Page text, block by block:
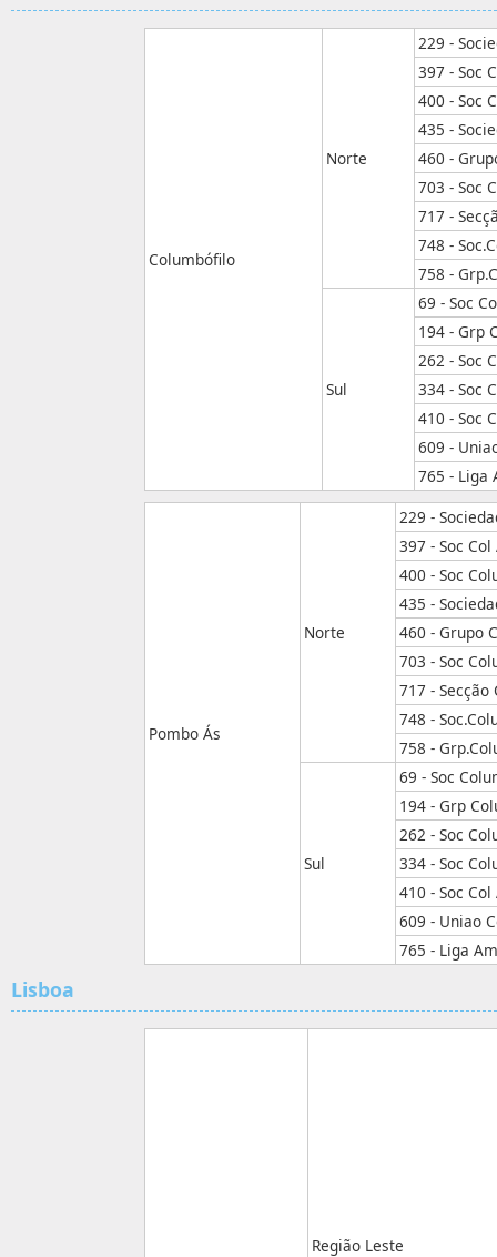
Columbófilo
Norte
229 -
397 - Soc
400 - Soc
435 -
460 -
703 - Soc
717 -
748 -
758 -
Sul
69 - Soc
194 - Grp
262 - Soc
334 - Soc
410 - Soc
609 -
765 - Liga
Pombo Ás
Norte
229 -
397 - Soc
400 - Soc
435 -
460 - Grupo
703 - Soc
717 -
748 -
758 -
Sul
69 - Soc
194 - Grp
262 - Soc
334 - Soc
410 - Soc
609 - Uniao
765 - Liga
Lisboa
Região Leste